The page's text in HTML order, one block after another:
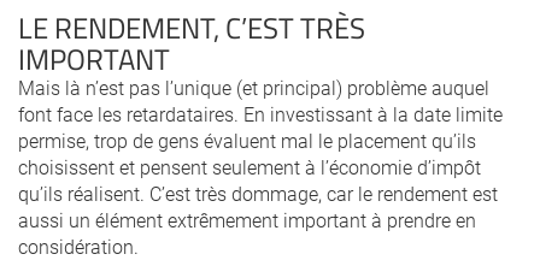
LE RENDEMENT, C’EST TRÈS
IMPORTANT
Mais là n’est pas l’unique (et principal) problème auquel
font face les retardataires. En investissant à la date limite
permise, trop de gens évaluent mal le placement qu’ils
choisissent et pensent seulement à l’économie d’impôt
qu’ils réalisent. C’est très dommage, car le rendement est
aussi un élément extrêmement important à prendre en
considération.